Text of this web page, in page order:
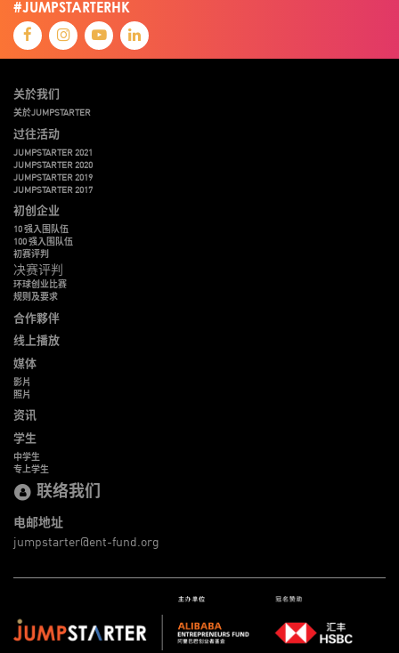
#JUMPSTARTERHK
关於我们
关於JUMPSTARTER
过往活动
JUMPSTARTER 2021
JUMPSTARTER 2020
JUMPSTARTER 2019
JUMPSTARTER 2017
初创企业
10 强入围队伍
100 强入围队伍
初赛评判
决赛评判
环球创业比赛
规则及要求
合作夥伴
线上播放
媒体
影片
照片
资讯
学生
中学生
专上学生
联络我们
电邮地址
jumpstarter@ent-fund.org